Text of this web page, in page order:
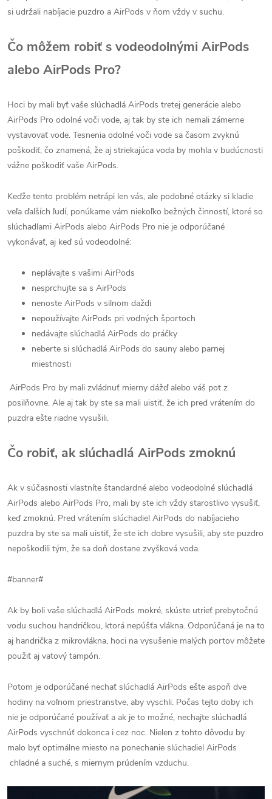
si udržali nabíjacie puzdro a AirPods v ňom vždy v suchu.
Čo môžem robiť s vodeodolnými AirPods
alebo AirPods Pro?
Hoci by mali byť vaše slúchadlá AirPods tretej generácie alebo
AirPods Pro odolné voči vode, aj tak by ste ich nemali zámerne
vystavovať vode. Tesnenia odolné voči vode sa časom zvyknú
poškodiť, čo znamená, že aj striekajúca voda by mohla v budúcnosti
vážne poškodiť vaše AirPods.
Keďže tento problém netrápi len vás, ale podobné otázky si kladie
veľa ďalších ľudí, ponúkame vám niekoľko bežných činností, ktoré so
slúchadlami AirPods alebo AirPods Pro nie je odporúčané
vykonávať, aj keď sú vodeodolné:
neplávajte s vašimi AirPods
nesprchujte sa s AirPods
nenoste AirPods v silnom daždi
nepoužívajte AirPods pri vodných športoch
nedávajte slúchadlá AirPods do práčky
neberte si slúchadlá AirPods do sauny alebo parnej
miestnosti
AirPods Pro by mali zvládnuť mierny dážď alebo váš pot z
posilňovne. Ale aj tak by ste sa mali uistiť, že ich pred vrátením do
puzdra ešte riadne vysušili.
Čo robiť, ak slúchadlá AirPods zmoknú
Ak v súčasnosti vlastníte štandardné alebo vodeodolné slúchadlá
AirPods alebo AirPods Pro, mali by ste ich vždy starostlivo vysušiť,
keď zmoknú. Pred vrátením slúchadiel AirPods do nabíjacieho
puzdra by ste sa mali uistiť, že ste ich dobre vysušili, aby ste puzdro
nepoškodili tým, že sa doň dostane zvyšková voda.
#banner#
Ak by boli vaše slúchadlá AirPods mokré, skúste utrieť prebytočnú
vodu suchou handričkou, ktorá nepúšťa vlákna. Odporúčaná je na to
aj handrička z mikrovlákna, hoci na vysušenie malých portov môžete
použiť aj vatový tampón.
Potom je odporúčané nechať slúchadlá AirPods ešte aspoň dve
hodiny na voľnom priestranstve, aby vyschli. Počas tejto doby ich
nie je odporúčané používať a ak je to možné, nechajte slúchadlá
AirPods vyschnúť dokonca i cez noc. Nielen z tohto dôvodu by
malo byť optimálne miesto na ponechanie slúchadiel AirPods
chladné a suché, s miernym prúdením vzduchu.